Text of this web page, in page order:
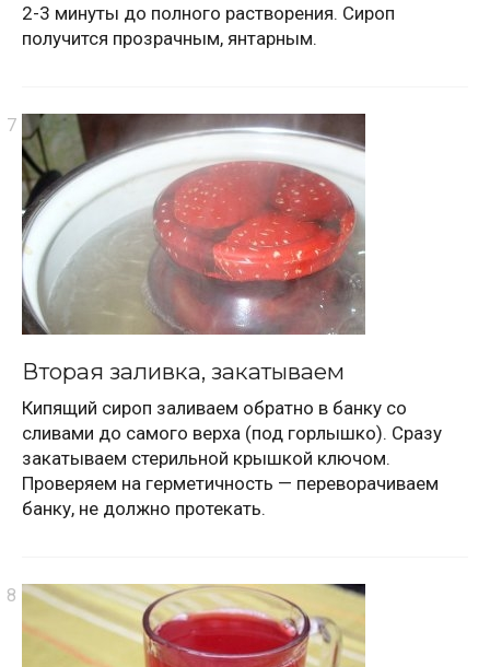
2-3 минуты до полного растворения. Сироп
получится прозрачным, янтарным.
Вторая заливка, закатываем
Кипящий сироп заливаем обратно в банку со
сливами до самого верха (под горлышко). Сразу
закатываем стерильной крышкой ключом.
Проверяем на герметичность — переворачиваем
банку, не должно протекать.